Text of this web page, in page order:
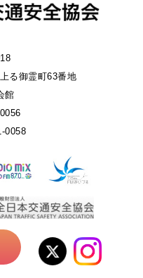
る御霊町63番地
館
0056
0058